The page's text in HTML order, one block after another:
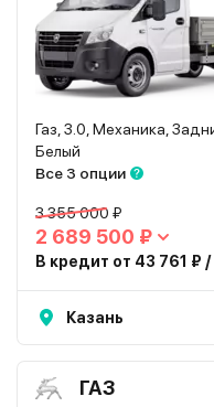
Газ, 3.0, Механика,
Белый
Все 3 опции
3 355 000 ₽
2 689 500 ₽
В кредит от 43 761 ₽
Казань
ГАЗ